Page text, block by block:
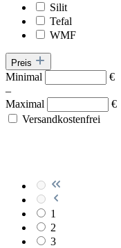
Silit
Tefal
WMF
Preis
Minimal
€
–
Maximal
€
Versandkostenfrei
1
2
3